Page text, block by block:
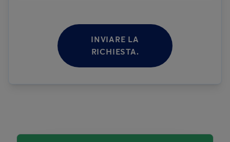
INVIARE LA
RICHIESTA.